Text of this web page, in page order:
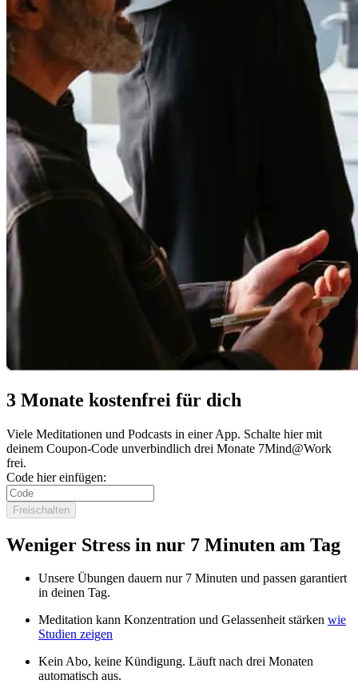
3 Monate kostenfrei für dich
Viele Meditationen und Podcasts in einer App. Schalte hier mit
deinem Coupon-Code unverbindlich drei Monate 7Mind@Work
frei.
Code hier einfügen:
Freischalten
Weniger Stress in nur 7 Minuten am Tag
Unsere Übungen dauern nur 7 Minuten und passen garantiert
in deinen Tag.
Meditation kann Konzentration und Gelassenheit stärken wie
Studien zeigen
Kein Abo, keine Kündigung. Läuft nach drei Monaten
automatisch aus.